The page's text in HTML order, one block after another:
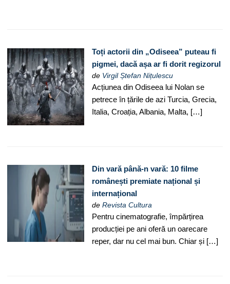
Toți actorii din „Odiseea” puteau fi
pigmei, dacă așa ar fi dorit regizorul
de Virgil Ștefan Nițulescu
Acțiunea din Odiseea lui Nolan se
petrece în țările de azi Turcia, Grecia,
Italia, Croația, Albania, Malta, […]
Din vară până-n vară: 10 filme
românești premiate național și
internațional
deRevista Cultura
Pentru cinematografie, împărțirea
producției pe ani oferă un oarecare
reper, dar nu cel mai bun. Chiar și […]